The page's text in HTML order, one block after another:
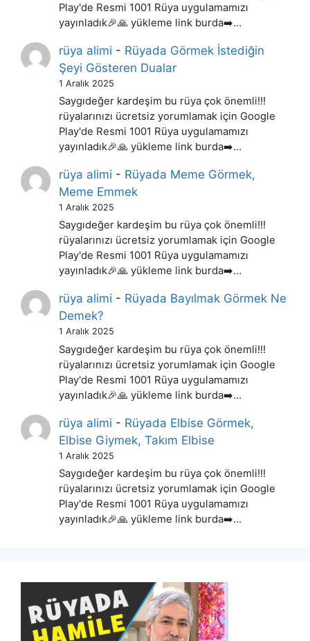
Play'de Resmi 1001 Rüya uygulamamızı
yayınladık🎉🙏 yükleme link burda➡️…
rüya alimi - Rüyada Görmek İstediğin
Şeyi Gösteren Dualar
1 Aralık 2025
Saygıdeğer kardeşim bu rüya çok önemli!!!
rüyalarınızı ücretsiz yorumlamak için Google
Play'de Resmi 1001 Rüya uygulamamızı
yayınladık🎉🙏 yükleme link burda➡️…
rüya alimi - Rüyada Meme Görmek,
Meme Emmek
1 Aralık 2025
Saygıdeğer kardeşim bu rüya çok önemli!!!
rüyalarınızı ücretsiz yorumlamak için Google
Play'de Resmi 1001 Rüya uygulamamızı
yayınladık🎉🙏 yükleme link burda➡️…
rüya alimi - Rüyada Bayılmak Görmek Ne
Demek?
1 Aralık 2025
Saygıdeğer kardeşim bu rüya çok önemli!!!
rüyalarınızı ücretsiz yorumlamak için Google
Play'de Resmi 1001 Rüya uygulamamızı
yayınladık🎉🙏 yükleme link burda➡️…
rüya alimi - Rüyada Elbise Görmek,
Elbise Giymek, Takım Elbise
1 Aralık 2025
Saygıdeğer kardeşim bu rüya çok önemli!!!
rüyalarınızı ücretsiz yorumlamak için Google
Play'de Resmi 1001 Rüya uygulamamızı
yayınladık🎉🙏 yükleme link burda➡️…